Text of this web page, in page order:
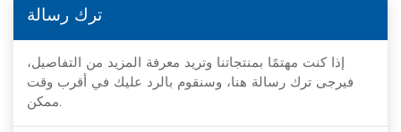
ترك رسالة
إذا كنت مهتمًا بمنتجاتنا وتريد معرفة المزيد من التفاصيل،
فيرجى ترك رسالة هنا، وسنقوم بالرد عليك في أقرب وقت
ممكن.